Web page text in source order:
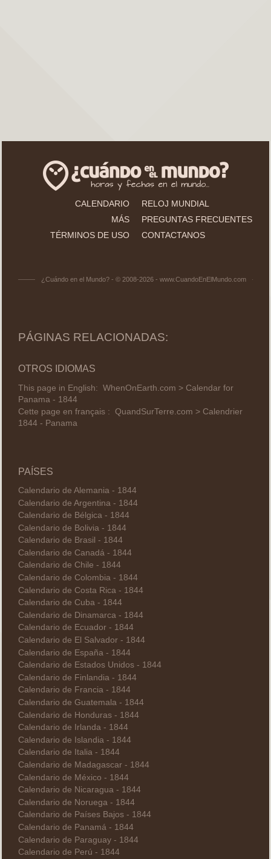
CALENDARIO
RELOJ MUNDIAL
MÁS
PREGUNTAS FRECUENTES
TÉRMINOS DE USO
CONTACTANOS
¿Cuándo en el Mundo? - © 2008-2026 - www.CuandoEnElMundo.com
PÁGINAS RELACIONADAS:
OTROS IDIOMAS
This page in English: WhenOnEarth.com > Calendar for
Panama - 1844
Cette page en français : QuandSurTerre.com > Calendrier
1844 - Panama
PAÍSES
Calendario de Alemania - 1844
Calendario de Argentina - 1844
Calendario de Bélgica - 1844
Calendario de Bolivia - 1844
Calendario de Brasil - 1844
Calendario de Canadá - 1844
Calendario de Chile - 1844
Calendario de Colombia - 1844
Calendario de Costa Rica - 1844
Calendario de Cuba - 1844
Calendario de Dinamarca - 1844
Calendario de Ecuador - 1844
Calendario de El Salvador - 1844
Calendario de España - 1844
Calendario de Estados Unidos - 1844
Calendario de Finlandia - 1844
Calendario de Francia - 1844
Calendario de Guatemala - 1844
Calendario de Honduras - 1844
Calendario de Irlanda - 1844
Calendario de Islandia - 1844
Calendario de Italia - 1844
Calendario de Madagascar - 1844
Calendario de México - 1844
Calendario de Nicaragua - 1844
Calendario de Noruega - 1844
Calendario de Países Bajos - 1844
Calendario de Panamá - 1844
Calendario de Paraguay - 1844
Calendario de Perú - 1844